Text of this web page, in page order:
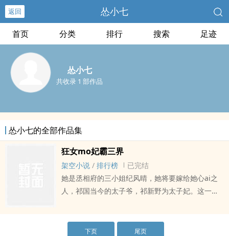
返回 怂小七
首页 分类 排行 搜索 足迹
怂小七
共收录 1 部作品
怂小七的全部作品集
狂女mo妃霸三界
架空小说 / 排行榜
已完结
她是丞相府的三小姐纪风晴，她将要嫁给她心ai之
人，祁国当今的太子爷，祁新野为太子妃。这一天
就深深ai上了这个男子。为了他，她脱下夏璎珞这
下页 尾页